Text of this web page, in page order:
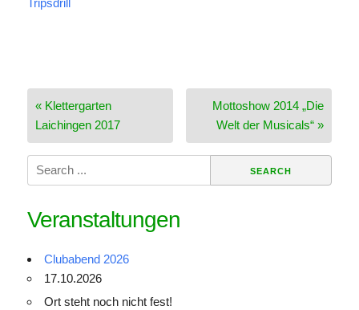
Beitragsnavigation
« Klettergarten
Laichingen 2017
Mottoshow 2014 „Die
Welt der Musicals“ »
Search
for:
Veranstaltungen
Clubabend 2026
17.10.2026
Ort steht noch nicht fest!